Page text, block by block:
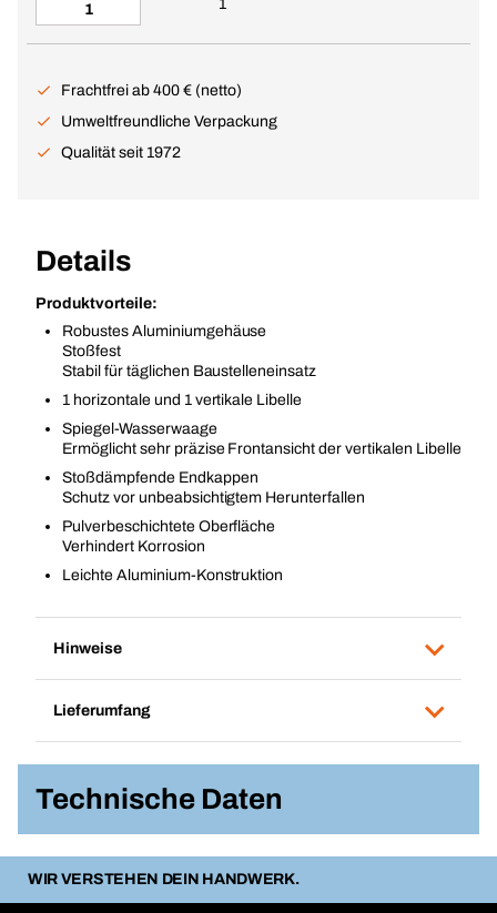
1
Frachtfrei ab 400 € (netto)
Umweltfreundliche Verpackung
Qualität seit 1972
Details
Produktvorteile:
Robustes Aluminiumgehäuse
Stoßfest
Stabil für täglichen Baustelleneinsatz
1 horizontale und 1 vertikale Libelle
Spiegel-Wasserwaage
Ermöglicht sehr präzise Frontansicht der vertikalen Libelle
Stoßdämpfende Endkappen
Schutz vor unbeabsichtigtem Herunterfallen
Pulverbeschichtete Oberfläche
Verhindert Korrosion
Leichte Aluminium-Konstruktion
Hinweise
Lieferumfang
Technische Daten
WIR VERSTEHEN DEIN HANDWERK.